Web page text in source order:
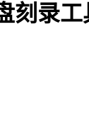
刻录工